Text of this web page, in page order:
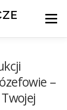
Menu
USŁUGI
–